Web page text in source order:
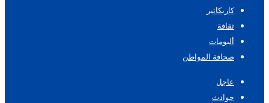
كاريكاتير
ثقافة
ألبومات
صحافة المواطن
عاجل
حوادث